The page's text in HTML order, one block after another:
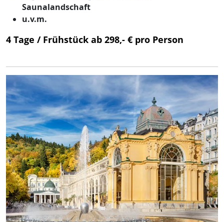
Saunalandschaft
u.v.m.
4 Tage / Frühstück ab 298,- € pro Person